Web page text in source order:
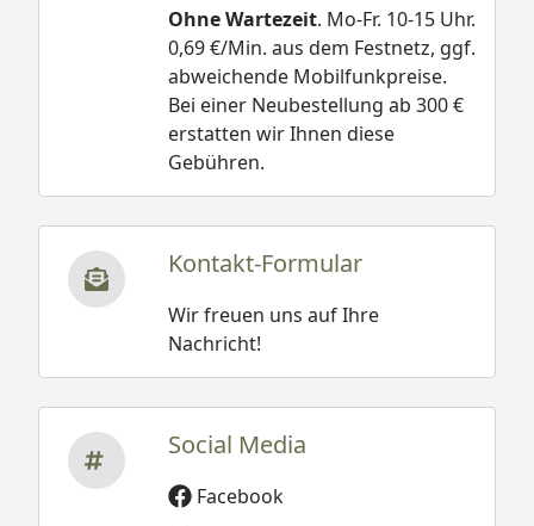
Ohne Wartezeit. Mo-Fr. 10-15 Uhr.
0,69 €/Min. aus dem Festnetz, ggf.
abweichende Mobilfunkpreise.
Bei einer Neubestellung ab 300 €
erstatten wir Ihnen diese
Gebühren.
Kontakt-Formular
Wir freuen uns auf Ihre
Nachricht!
Social Media
Facebook